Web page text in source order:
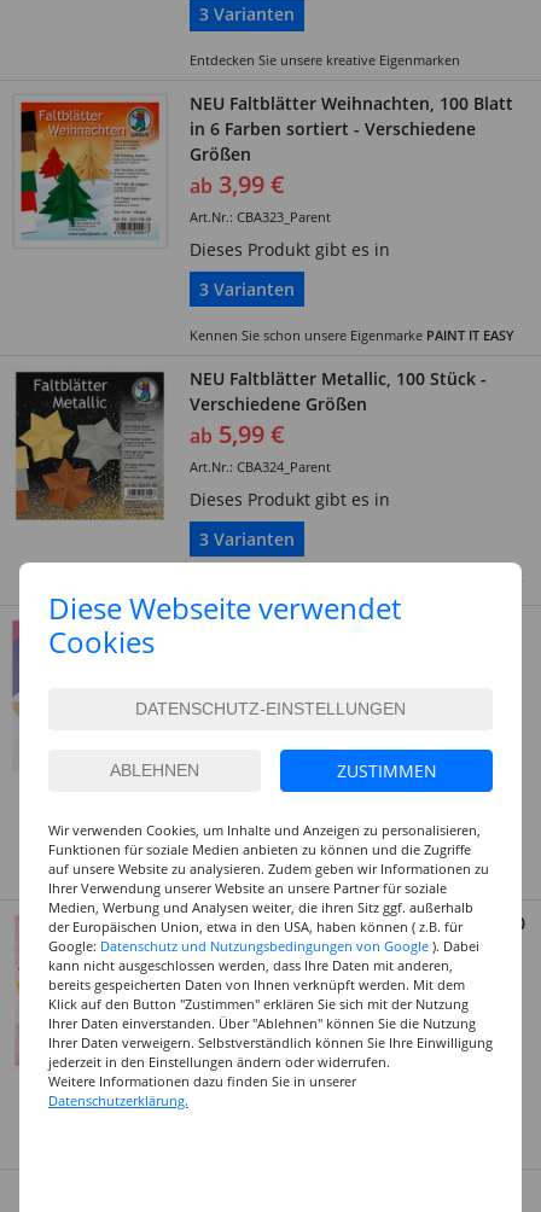
3 Varianten
Entdecken Sie unsere kreative Eigenmarken
NEU Faltblätter Weihnachten, 100 Blatt
in 6 Farben sortiert - Verschiedene
Größen
ab 3,99 €
Art.Nr.: CBA323_Parent
Dieses Produkt gibt es in
3 Varianten
Kennen Sie schon unsere Eigenmarke PAINT IT EASY
NEU Faltblätter Metallic, 100 Stück -
Verschiedene Größen
ab 5,99 €
Art.Nr.: CBA324_Parent
Dieses Produkt gibt es in
3 Varianten
CREATE IT EASY
ab2,99 €
Art.Nr.: CFO8991_Parent
Dieses Produkt gibt es in
3 Varianten
Entdecken Sie hier viele tolle Angebote
Original Origamipapiere / Faltpapiere, 80
g/m² - Verschiedene Größen
ab4,29 €
(1 qm = 4.16 EUR)
Art.Nr.: CFO91_Parent
Dieses Produkt gibt es in
Diese Webseite verwendet
Cookies
ZUSTIMMEN
Wir verwenden Cookies, um Inhalte und Anzeigen zu personalisieren,
Funktionen für soziale Medien anbieten zu können und die Zugriffe
auf unsere Website zu analysieren. Zudem geben wir Informationen zu
Ihrer Verwendung unserer Website an unsere Partner für soziale
Medien, Werbung und Analysen weiter, die ihren Sitz ggf. außerhalb
der Europäischen Union, etwa in den USA, haben können ( z.B. für
Google: Datenschutz und Nutzungsbedingungen von Google ). Dabei
kann nicht ausgeschlossen werden, dass Ihre Daten mit anderen,
bereits gespeicherten Daten von Ihnen verknüpft werden. Mit dem
Klick auf den Button "Zustimmen" erklären Sie sich mit der Nutzung
Ihrer Daten einverstanden. Über "Ablehnen" können Sie die Nutzung
Ihrer Daten verweigern. Selbstverständlich können Sie Ihre Einwilligung
jederzeit in den Einstellungen ändern oder widerrufen.
Weitere Informationen dazu finden Sie in unserer
Datenschutzerklärung.